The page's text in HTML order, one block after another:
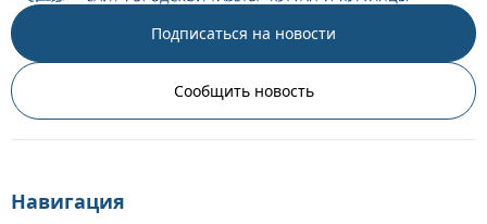
Подписаться на новости
Сообщить новость
Навигация